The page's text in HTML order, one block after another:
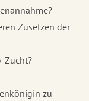
Zusetzen der
Zucht?
zu